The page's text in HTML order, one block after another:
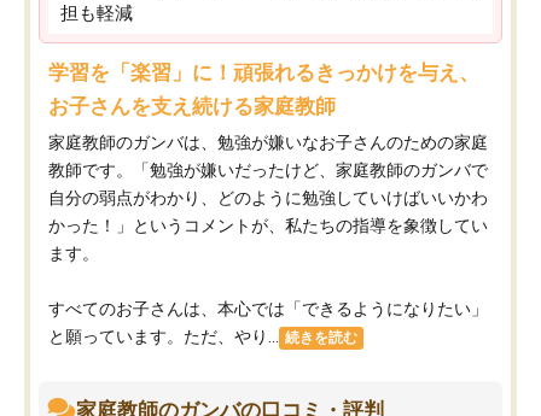
担も軽減
学習を「楽習」に！頑張れるきっかけを与え、
お子さんを支え続ける家庭教師
家庭教師のガンバは、勉強が嫌いなお子さんのための家庭
教師です。「勉強が嫌いだったけど、家庭教師のガンバで
自分の弱点がわかり、どのように勉強していけばいいかわ
かった！」というコメントが、私たちの指導を象徴してい
ます。
すべてのお子さんは、本心では「できるようになりたい」
と願っています。ただ、やり...
続きを読む
家庭教師のガンバの口コミ・評判